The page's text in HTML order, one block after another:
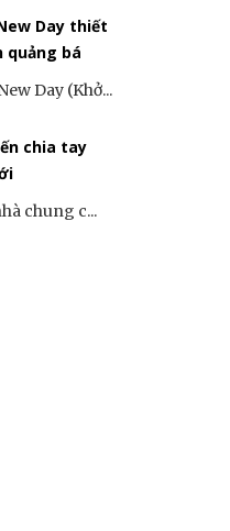
Day thiết
quảng bá
Day (Khở...
chia tay
chung c...